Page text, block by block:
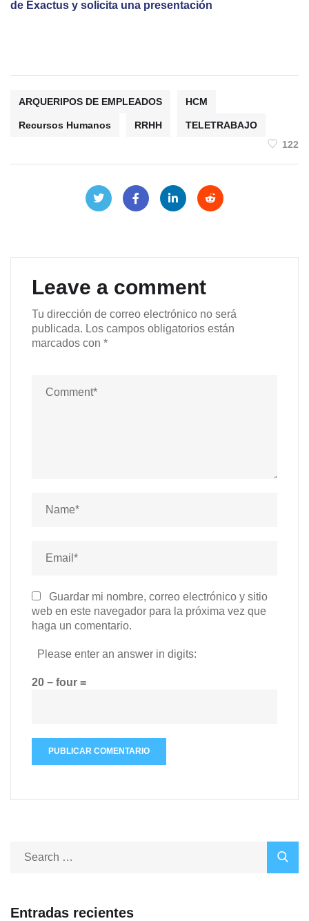
de Exactus y solicita una presentación
ARQUERIPOS DE EMPLEADOS HCM
Recursos Humanos RRHH
TELETRABAJO
122
Leave a comment
Tu dirección de correo electrónico no será
publicada. Los campos obligatorios están
marcados con *
Guardar mi nombre, correo electrónico y sitio
web en este navegador para la próxima vez que
haga un comentario.
Please enter an answer in digits:
20 − four =
Entradas recientes